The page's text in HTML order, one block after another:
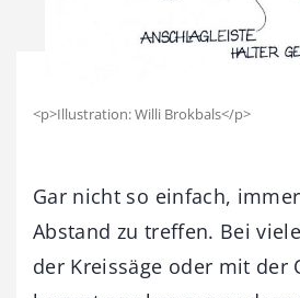
<p>Illustration: Willi Brokbals</p>
Gar nicht so einfach,
Abstand zu treffen. Bei
der Kreissäge oder mit der